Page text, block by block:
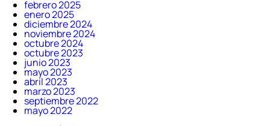
febrero 2025
enero 2025
diciembre 2024
noviembre 2024
octubre 2024
octubre 2023
junio 2023
mayo 2023
abril 2023
marzo 2023
septiembre 2022
mayo 2022